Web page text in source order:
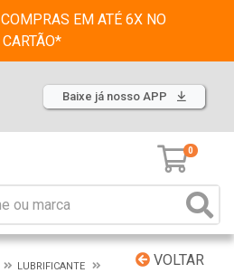
EM ATÉ 6X NO
CARTÃO*
Baixe já nosso APP
0
VOLTAR
LUBRIFICANTE